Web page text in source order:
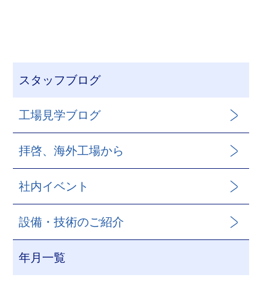
スタッフブログ
工場見学ブログ
拝啓、海外工場から
社内イベント
設備・技術のご紹介
年月一覧